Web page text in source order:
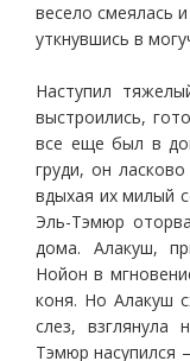
весело смеялась
уткнувшись в
Наступил
выстроились,
все еще был в
груди, он
вдыхая их милый
Эль-Тэмюр
дома. Алакуш,
Нойон в
коня. Но Алакуш
слез,
Тэмюр насупился